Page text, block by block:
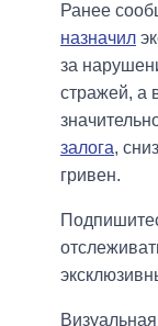
Ранее
назначил
за
стражей, а
залога,
гривен.